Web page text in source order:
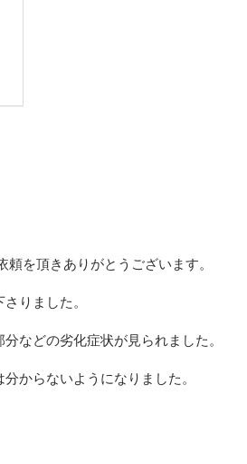
を頂きありがとうございます。
りました。
などの劣化症状が見られました。
からないようになりました。